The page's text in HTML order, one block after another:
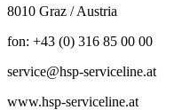
8010 Graz / Austria
fon: +43 (0) 316 85 00 00
service@hsp-serviceline.at
www.hsp-serviceline.at